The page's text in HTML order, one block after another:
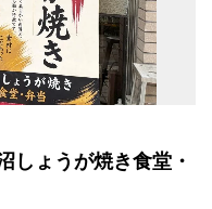
しょうが焼き食堂・